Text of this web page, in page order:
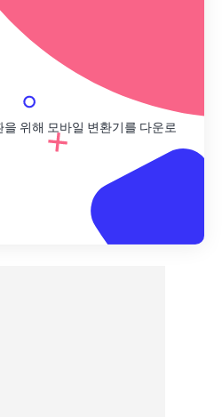
위해 모바일 변환기를 다운로